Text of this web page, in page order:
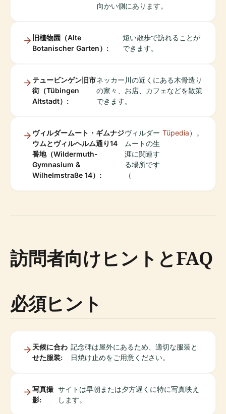
向かい側にあります。
旧植物園（Alte
Botanischer Garten）:
短い散歩で訪れることが
できます。
テュービンゲン旧市
街（Tübingen
Altstadt）:
ネッカー川の近くにある木骨造り
の家々、お店、カフェなどを散策
できます。
ヴィルダームート・ギムナジ
ウムとヴィルヘルム通り14
番地（Wildermuth-
Gymnasium &
Wilhelmstraße 14）:
ヴィルダー
ムートの生
涯に関連す
る場所です
（
Tüpedia）。
訪問者向けヒントとFAQ
必須ヒント
天候に合わ
せた服装:
記念碑は屋外にあるため、適切な服装と
日焼け止めをご用意ください。
写真撮
影:
サイトは早朝または夕方遅くに特に写真映え
します。